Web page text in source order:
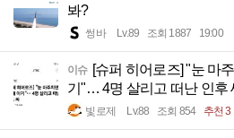
봐?
썽바 Lv.89 조회 1887 19:00
이슈 [슈퍼 히어로즈] "눈 마
기"… 4명 살리고 떠난 인후
빛로제 Lv.88 조회 854 추천 3